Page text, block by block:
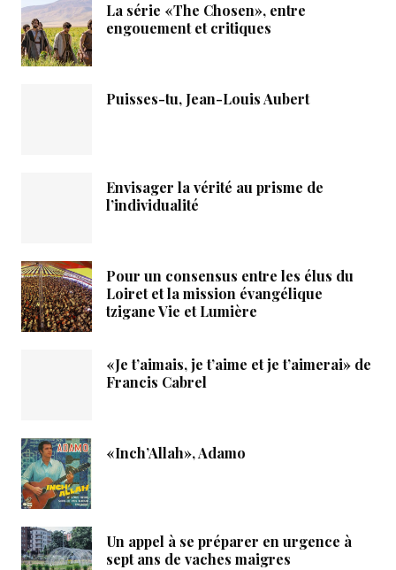
La série «The Chosen», entre
engouement et critiques
Puisses-tu, Jean-Louis Aubert
Envisager la vérité au prisme de
l’individualité
Pour un consensus entre les élus du
Loiret et la mission évangélique
tzigane Vie et Lumière
«Je t’aimais, je t’aime et je t’aimerai» de
Francis Cabrel
«Inch’Allah», Adamo
Un appel à se préparer en urgence à
sept ans de vaches maigres